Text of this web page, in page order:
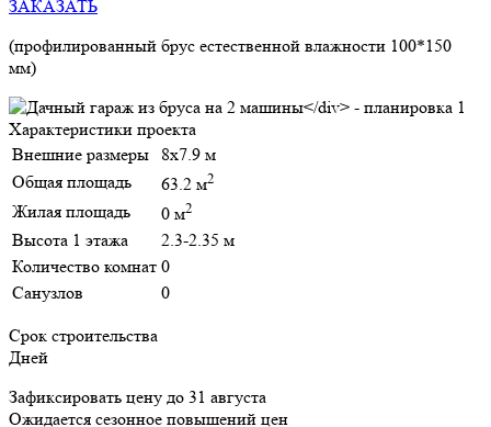
ЗАКАЗАТЬ
(профилированный брус естественной влажности 100*150
мм)
Характеристики проекта
Внешние размеры
8х7.9 м
Общая площадь
63.2 м2
Жилая площадь 0 м2
Высота 1 этажа
2.3-2.35 м
Количество комнат 0
Санузлов
0
Срок строительства
Дней
Зафиксировать цену до 31 августа
Ожидается сезонное повышений цен